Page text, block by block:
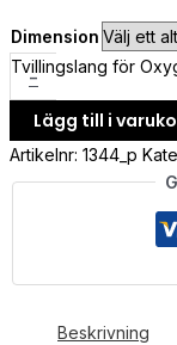
Dimension
-
Tvillingslang för
Lägg till i
Artikelnr: 1344_p
Beskrivning